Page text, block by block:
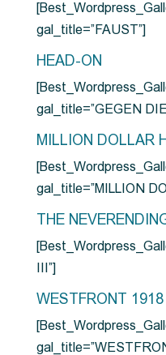
gal_title=”FAUST”]
HEAD-ON
gal_title=”GEGEN
MILLION DOLLAR
gal_title=”MILLION
THE
III”]
WESTFRONT 1918